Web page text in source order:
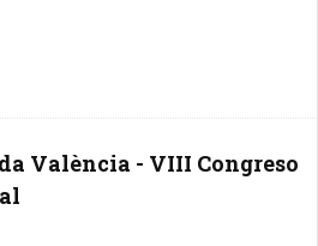
València - VIII Congreso